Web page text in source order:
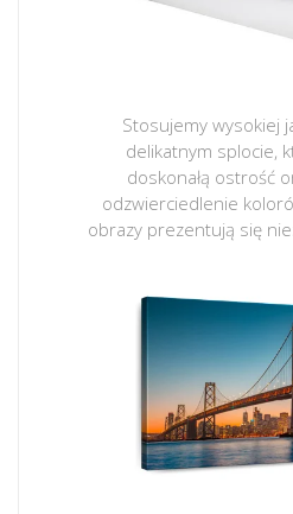
Stosujemy wysokiej
delikatnym splocie,
doskonałą ostrość
odzwierciedlenie
obrazy prezentują się